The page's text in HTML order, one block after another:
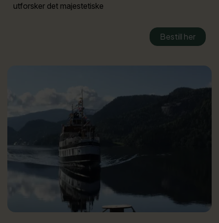
utforsker det majestetiske
Bestill her